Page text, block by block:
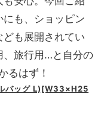
も、ショッピン
も展開されてい
、旅行用…と自分の
るはず！
バッグ L)[W33×H25